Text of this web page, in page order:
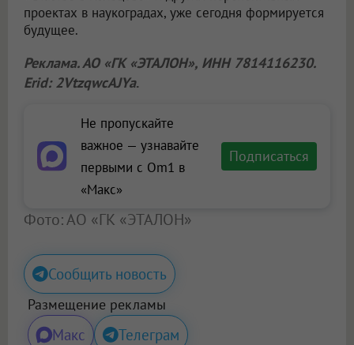
проектах в наукоградах, уже сегодня формируется
будущее.
Реклама. АО «ГК «ЭТАЛОН», ИНН 7814116230.
Erid: 2VtzqwcAJYa.
Не пропускайте
важное — узнавайте
первыми с Om1 в
«Макс»
Подписаться
Фото: АО «ГК «ЭТАЛОН»
Сообщить новость
Размещение рекламы
Макс Телеграм